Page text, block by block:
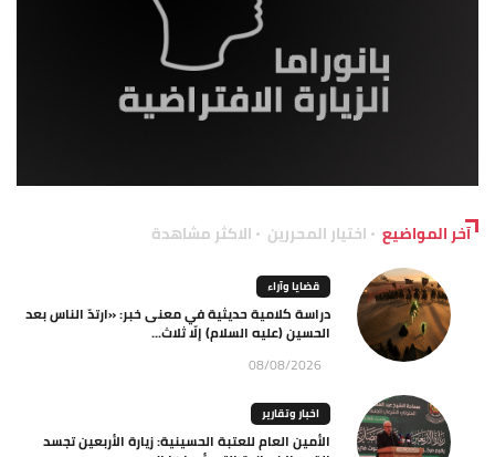
آخر المواضيع اختيار المحررين الاكثر مشاهدة
قضايا وآراء
دراسة كلامية حديثية في معنى خبر: «ارتدّ الناس بعد
الحسين (عليه السلام) إلّا ثلاث...
08/08/2026
اخبار وتقارير
الأمين العام للعتبة الحسينية: زيارة الأربعين تجسد